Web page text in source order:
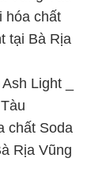
hóa chất
tại Bà Rịa
Light _
chất Soda
Rịa Vũng